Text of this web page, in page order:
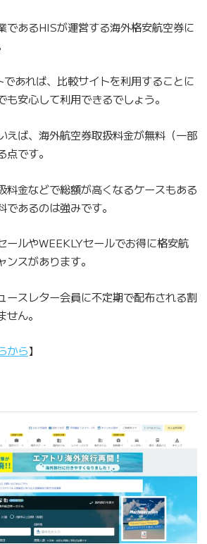
であるHISが運営する海外格安航空券に
あれば、比較サイトを利用することに
安心して利用できるでしょう。
えば、海外航空券取扱料金が無料（一部
です。
料金などで総額が高くなるケースもある
あるのは強みです。
ールやWEEKLYセールでお得に格安航
スがあります。
ースレター会員に不定期で配布される割
ん。
から】